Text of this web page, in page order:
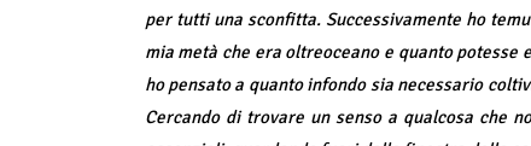
per tutti una sconfitta. Successivamente ho
mia metà che era oltreoceano e quanto
ho pensato a quanto infondo sia necessario
Cercando di trovare un senso a qualcosa che